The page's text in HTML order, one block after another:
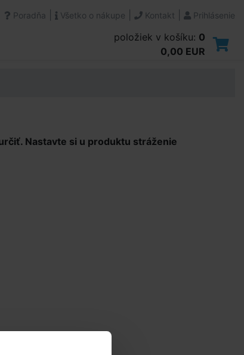
Poradňa Všetko o nákupe Kontakt Prihlásenie
položiek v košíku: 0
0,00 EUR
Nastavte si u produktu stráženie